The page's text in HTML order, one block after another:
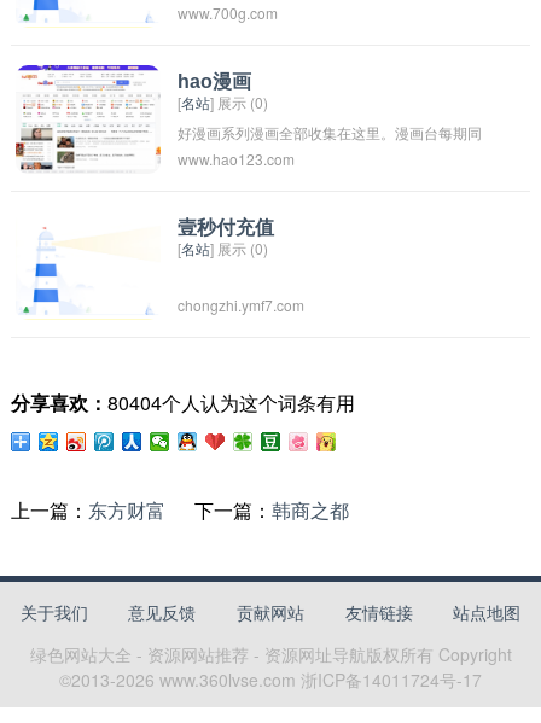
新的手游资讯、评测、攻略等内容，是手游玩家
家可以了解到各种手游的最新动态，选择合适的
游戏进行下载和体验。
www.700g.com
hao漫画
[名站] 展示 (0)
好漫画系列漫画全部收集在这里。漫画台每期同
步连载好漫画杂志,为广大的国漫迷第一时间更新
www.hao123.com
壹秒付充值
[名站] 展示 (0)
chongzhi.ymf7.com
分享喜欢： 80404个人认为这个词条有用
上一篇： 东方财富 下一篇： 韩商之都
关于我们 意见反馈 贡献网站 友情链接
站点地图
绿色网站大全 - 资源网站推荐 - 资源网址导航版权所有 Copyright
©2013-2026 www.360lvse.com 浙ICP备14011724号-17